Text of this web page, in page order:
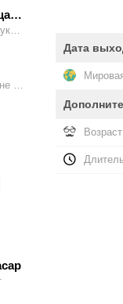
Освальдо Дженаццани
Sir Robert, в титрах не указан
Hamid's Aide, в титрах не указан
Дата